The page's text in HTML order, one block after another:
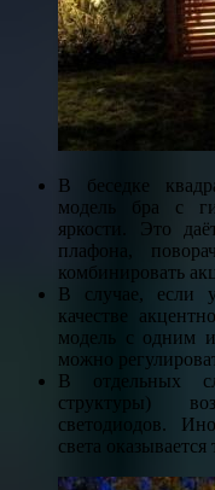
В беседке
модель бра с
яркости. Это
плафона,
комбинировать
В случае, если
качестве
модель с одним
можно
В отдельных
структуры)
светодиодов.
света